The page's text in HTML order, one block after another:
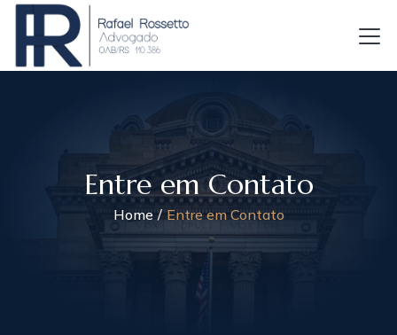
Entre em Contato
Home Entre em Contato